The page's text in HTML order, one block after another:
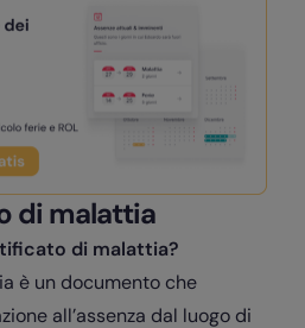
di malattia
di malattia?
è un documento che
all’assenza dal luogo di